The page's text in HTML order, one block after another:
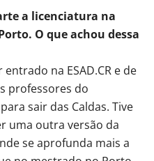
a licenciatura na
O que achou dessa
na ESAD.CR e de
professores do
sair das Caldas. Tive
uma outra versão da
se aprofunda mais a